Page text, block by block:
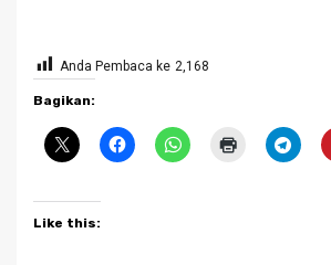
Anda Pembaca ke 2,168
Bagikan:
Like this: